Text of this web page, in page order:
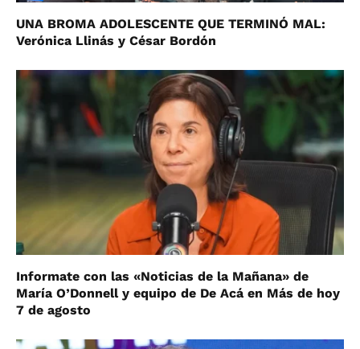
UNA BROMA ADOLESCENTE QUE TERMINÓ MAL:
Verónica Llinás y César Bordón
Informate con las «Noticias de la Mañana» de
María O’Donnell y equipo de De Acá en Más de hoy
7 de agosto